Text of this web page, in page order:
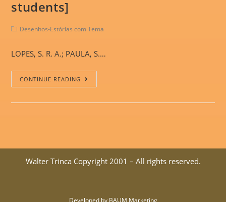
students]
Desenhos-Estórias com Tema
LOPES, S. R. A.; PAULA, S.…
CONTINUE READING
Walter Trinca Copyright 2001 – All rights reserved.